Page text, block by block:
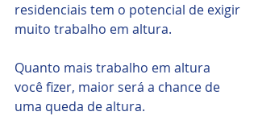
residenciais tem o potencial de exigir
muito trabalho em altura.
Quanto mais trabalho em altura
você fizer, maior será a chance de
uma queda de altura.